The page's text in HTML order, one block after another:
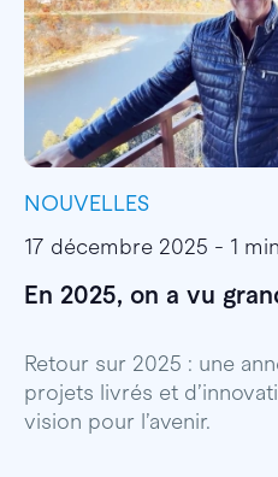
NOUVELLES
17 décembre 2025 - 1
En 2025, on a vu
Retour sur 2025 : une
projets livrés et
vision pour l’avenir.